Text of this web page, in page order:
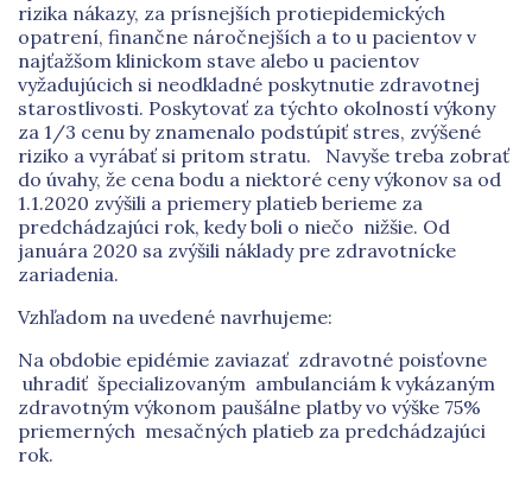
rizika nákazy, za prísnejších protiepidemických
opatrení, finančne náročnejších a to u pacientov v
najťažšom klinickom stave alebo u pacientov
vyžadujúcich si neodkladné poskytnutie zdravotnej
starostlivosti. Poskytovať za týchto okolností výkony
za 1/3 cenu by znamenalo podstúpiť stres, zvýšené
riziko a vyrábať si pritom stratu. Navyše treba zobrať
do úvahy, že cena bodu a niektoré ceny výkonov sa od
1.1.2020 zvýšili a priemery platieb berieme za
predchádzajúci rok, kedy boli o niečo nižšie. Od
januára 2020 sa zvýšili náklady pre zdravotnícke
zariadenia.
Vzhľadom na uvedené navrhujeme:
Na obdobie epidémie zaviazať zdravotné poisťovne
uhradiť špecializovaným ambulanciám k vykázaným
zdravotným výkonom paušálne platby vo výške 75%
priemerných mesačných platieb za predchádzajúci
rok.